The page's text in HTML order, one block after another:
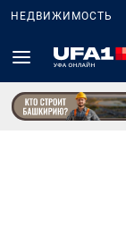
НЕДВИЖИМОСТЬ